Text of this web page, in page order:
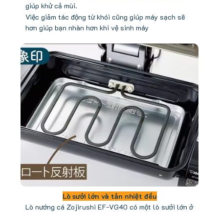
giúp khử cả mùi.
Việc giảm tác động từ khói cũng giúp máy sạch sẽ
hơn giúp bạn nhàn hơn khi vệ sinh máy
Lò sưởi lớn và tản nhiệt đều
Lò nướng cá Zojirushi EF-VG40 có một lò sưởi lớn ở